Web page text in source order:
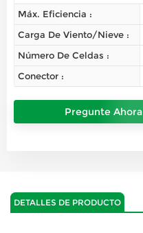
Máx. Eficiencia :
Carga De Viento/nieve :
Número De Celdas :
Conector :
Pregunte Ahora
DETALLES DE PRODUCTO